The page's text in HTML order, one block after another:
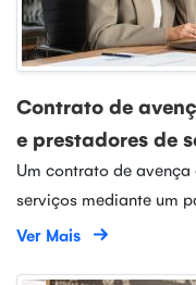
Contrato de
e prestadores de
Um contrato de
serviços mediante um
Ver Mais